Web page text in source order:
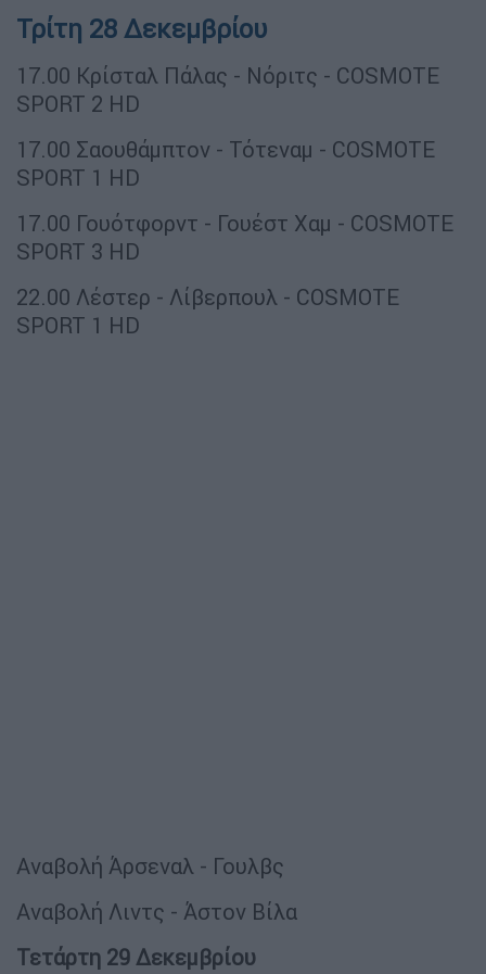
Τρίτη 28 Δεκεμβρίου
17.00 Κρίσταλ Πάλας - Νόριτς - COSMOTE
SPORT 2 HD
17.00 Σαουθάμπτον - Τότεναμ - COSMOTE
SPORT 1 HD
17.00 Γουότφορντ - Γουέστ Χαμ - COSMOTE
SPORT 3 HD
22.00 Λέστερ - Λίβερπουλ - COSMOTE
SPORT 1 HD
Αναβολή Άρσεναλ - Γουλβς
Αναβολή Λιντς - Άστον Βίλα
Τετάρτη 29 Δεκεμβρίου